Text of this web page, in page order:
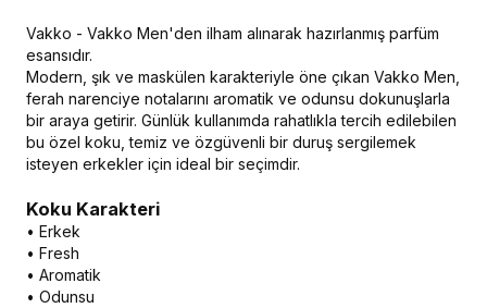
Vakko - Vakko Men'den ilham alınarak hazırlanmış parfüm
esansıdır.
Modern, şık ve maskülen karakteriyle öne çıkan Vakko Men,
ferah narenciye notalarını aromatik ve odunsu dokunuşlarla
bir araya getirir. Günlük kullanımda rahatlıkla tercih edilebilen
bu özel koku, temiz ve özgüvenli bir duruş sergilemek
isteyen erkekler için ideal bir seçimdir.
Koku Karakteri
• Erkek
• Fresh
• Aromatik
• Odunsu